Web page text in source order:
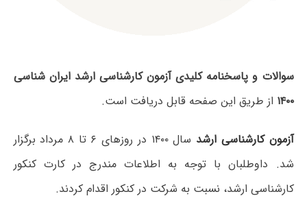
سوالات و پاسخنامه کلیدی آزمون کارشناسی ارشد ایران شناسی
۱۴۰۰ از طریق این صفحه قابل دریافت است.
آزمون کارشناسی ارشد
سال ۱۴۰۰ در روزهای ۶ تا ۸ مرداد برگزار
شد. داوطلبان با توجه به اطلاعات مندرج در کارت کنکور
کارشناسی ارشد، نسبت به شرکت در کنکور اقدام کردند.